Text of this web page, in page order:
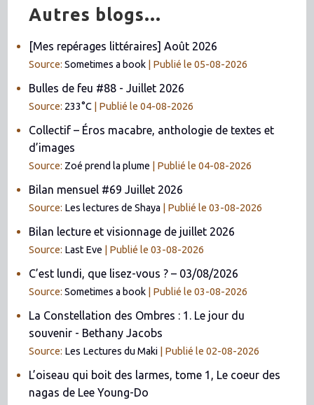
Autres blogs...
[Mes repérages littéraires] Août 2026
Source:Sometimes a book Publié le 05-08-2026
Bulles de feu #88 - Juillet 2026
Source: 233°C Publié le 04-08-2026
Collectif – Éros macabre, anthologie de textes et
d’images
Source: Zoé prend la plume Publié le 04-08-2026
Bilan mensuel #69 Juillet 2026
Source: Les lectures de Shaya Publié le 03-08-2026
Bilan lecture et visionnage de juillet 2026
Source: Last Eve Publié le 03-08-2026
C’est lundi, que lisez-vous ? – 03/08/2026
Source:Sometimes a book Publié le 03-08-2026
La Constellation des Ombres : 1. Le jour du
souvenir - Bethany Jacobs
Source: Les Lectures du Maki Publié le 02-08-2026
L’oiseau qui boit des larmes, tome 1, Le coeur des
nagas de Lee Young-Do